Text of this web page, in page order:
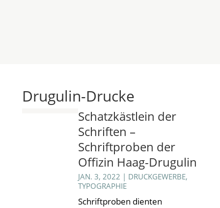
Drugulin-Drucke
Schatzkästlein der
Schriften –
Schriftproben der
Offizin Haag-Drugulin
JAN. 3, 2022 | DRUCKGEWERBE,
TYPOGRAPHIE
Schriftproben dienten